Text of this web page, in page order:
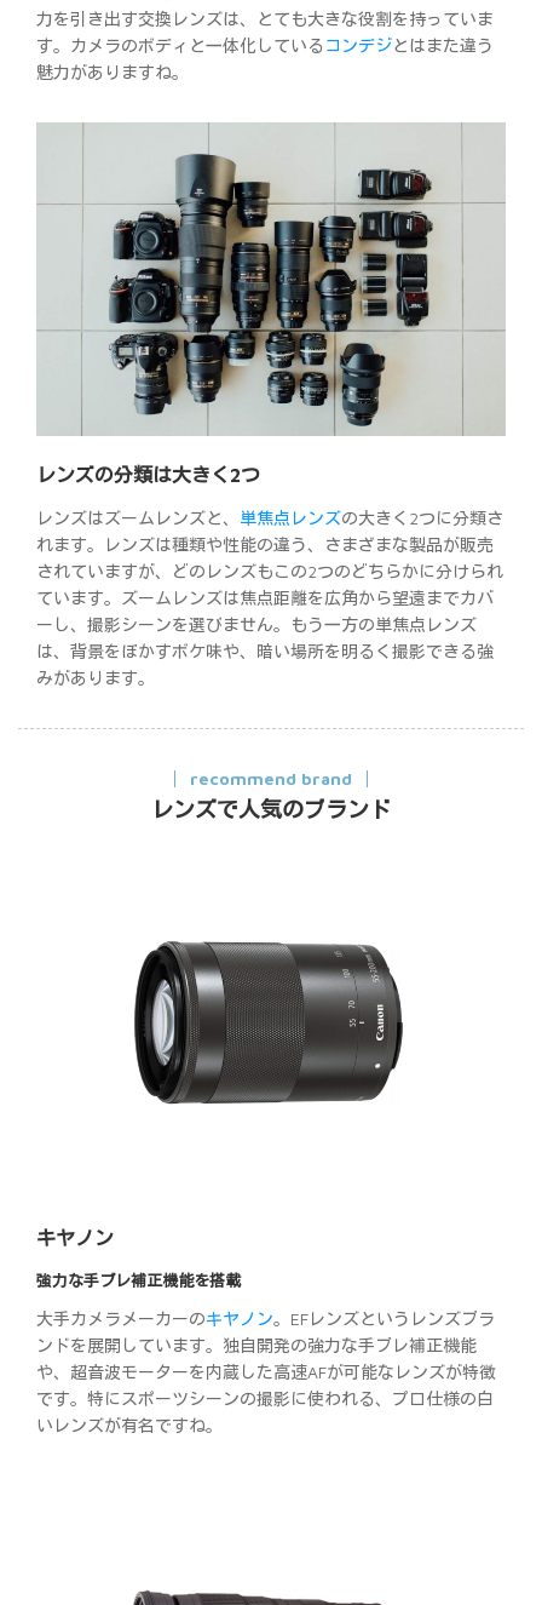
力を引き出す交換レンズは、とても大きな役割を持っていま
す。カメラのボディと一体化している コンデジとはまた違う
魅力がありますね。
レンズの分類は大きく2つ
レンズはズームレンズと、 単焦点レンズの大きく2つに分類さ
れます。レンズは種類や性能の違う、さまざまな製品が販売
されていますが、どのレンズもこの2つのどちらかに分けられ
ています。ズームレンズは焦点距離を広角から望遠までカバ
ーし、撮影シーンを選びません。もう一方の単焦点レンズ
は、背景をぼかすボケ味や、暗い場所を明るく撮影できる強
みがあります。
recommend brand
レンズで人気のブランド
キヤノン
強力な手ブレ補正機能を搭載
大手カメラメーカーのキヤノン。EFレンズというレンズブラ
ンドを展開しています。独自開発の強力な手ブレ補正機能
や、超音波モーターを内蔵した高速AFが可能なレンズが特徴
です。特にスポーツシーンの撮影に使われる、プロ仕様の白
いレンズが有名ですね。